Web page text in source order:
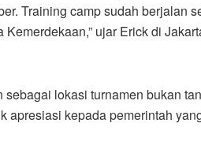
Training camp sudah berjalan
ujar Erick di
sebagai lokasi turnamen bukan
apresiasi kepada pemerintah